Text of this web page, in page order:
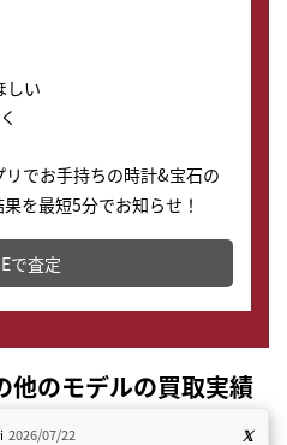
しい
でお手持ちの時計&宝石の
を最短5分でお知らせ！
を知ることが出来ます。
で査定
他のモデルの買取実績
2026/07/22